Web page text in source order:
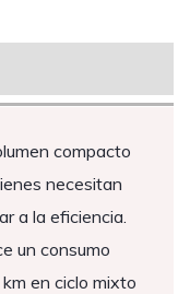
compacto
necesitan
a la eficiencia.
un consumo
en ciclo mixto